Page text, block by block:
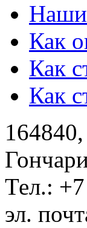
Наши
Как
Как
Как
Тел.:
эл.